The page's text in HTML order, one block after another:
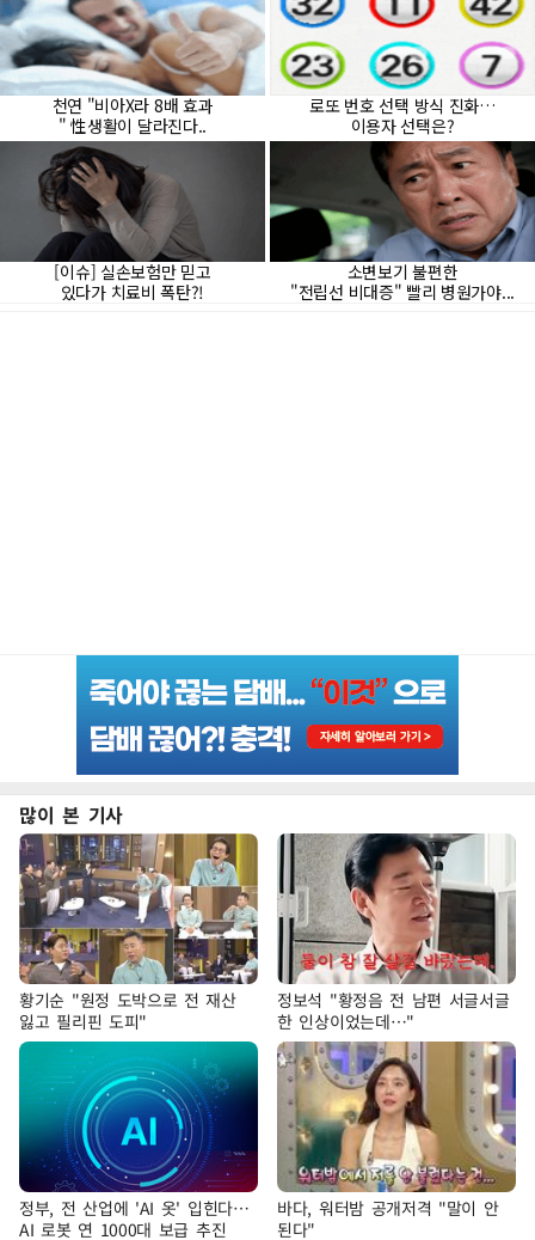
많이 본 기사
황기순 "원정 도박으로 전 재산
잃고 필리핀 도피"
정보석 "황정음 전 남편 서글서글
한 인상이었는데…"
정부, 전 산업에 'AI 옷' 입힌다…
AI 로봇 연 1000대 보급 추진
바다, 워터밤 공개저격 "말이 안
된다"